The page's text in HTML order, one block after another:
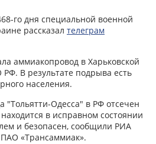
го дня специальной военной
рассказал телеграм
аммиакопровод в Харьковской
В результате подрыва есть
населения.
"Тольятти-Одесса" в РФ отсечен
в исправном состоянии
и безопасен, сообщили РИА
«Трансаммиак».